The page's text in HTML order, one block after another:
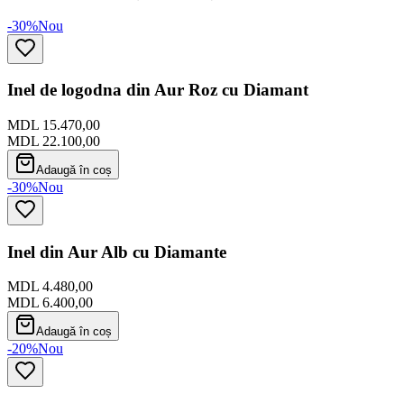
-30%Nou
Inel de logodna din Aur Roz cu Diamant
MDL 15.470,00
MDL 22.100,00
Adaugă în coș
-30%Nou
Inel din Aur Alb cu Diamante
MDL 4.480,00
MDL 6.400,00
Adaugă în coș
-20%Nou